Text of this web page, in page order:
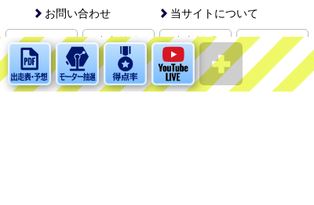
お問い合わせ
当サイトについて
English 中文简体 中文繁體 한국어
©BOAT RACE MARUGAME. ALL RIGHTS RESERVED.